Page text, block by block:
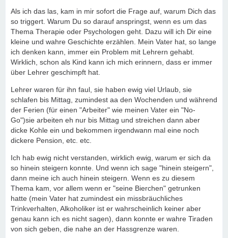
Als ich das las, kam in mir sofort die Frage auf, warum Dich das
so triggert. Warum Du so darauf anspringst, wenn es um das
Thema Therapie oder Psychologen geht. Dazu will ich Dir eine
kleine und wahre Geschichte erzählen. Mein Vater hat, so lange
ich denken kann, immer ein Problem mit Lehrern gehabt.
Wirklich, schon als Kind kann ich mich erinnern, dass er immer
über Lehrer geschimpft hat.
Lehrer waren für ihn faul, sie haben ewig viel Urlaub, sie
schlafen bis Mittag, zumindest aa den Wochenden und während
der Ferien (für einen "Arbeiter" wie meinen Vater ein "No-
Go")sie arbeiten eh nur bis Mittag und streichen dann aber
dicke Kohle ein und bekommen irgendwann mal eine noch
dickere Pension, etc. etc.
Ich hab ewig nicht verstanden, wirklich ewig, warum er sich da
so hinein steigern konnte. Und wenn ich sage "hinein steigern",
dann meine ich auch hinein steigern. Wenn es zu diesem
Thema kam, vor allem wenn er "seine Bierchen" getrunken
hatte (mein Vater hat zumindest ein missbräuchliches
Trinkverhalten, Alkoholiker ist er wahrscheinlich keiner aber
genau kann ich es nicht sagen), dann konnte er wahre Tiraden
von sich geben, die nahe an der Hassgrenze waren.